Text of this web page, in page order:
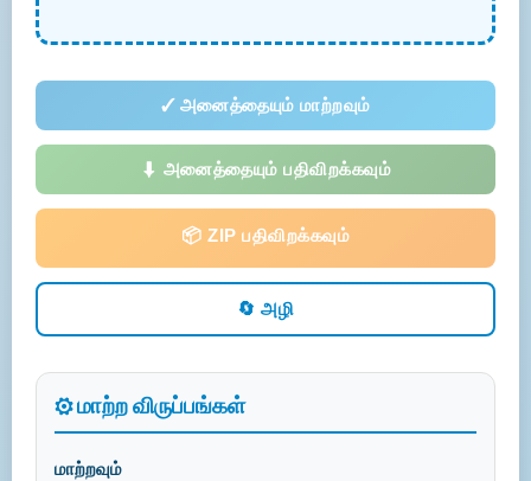
✓ அனைத்தையும் மாற்றவும்
⬇ அனைத்தையும் பதிவிறக்கவும்
📦 ZIP பதிவிறக்கவும்
🔄 அழி
⚙️ மாற்ற விருப்பங்கள்
மாற்றவும்